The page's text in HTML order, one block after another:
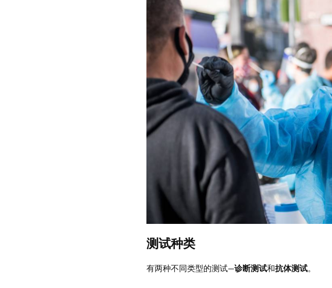
测试种类
有两种不同类型的测试—诊断测试和抗体测试。